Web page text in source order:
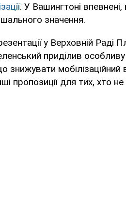
. У Вашингтоні
значення.
у Верховній Раді
приділив особливу
мобілізаційний
пропозиції для тих, хто не